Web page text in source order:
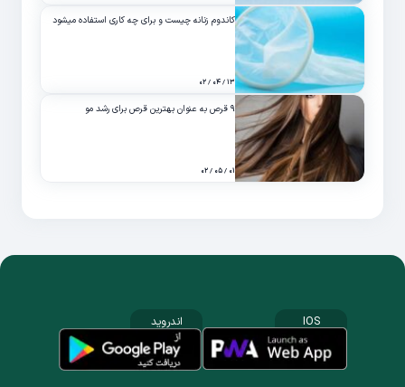
کاندوم زنانه چیست و برای چه کاری استفاده میشود
۱۳ / ۰۴ / ۰۲
۹ قرص به عنوان بهترین قرص برای رشد مو
۰۱ / ۰۵ / ۰۲
IOS اندروید